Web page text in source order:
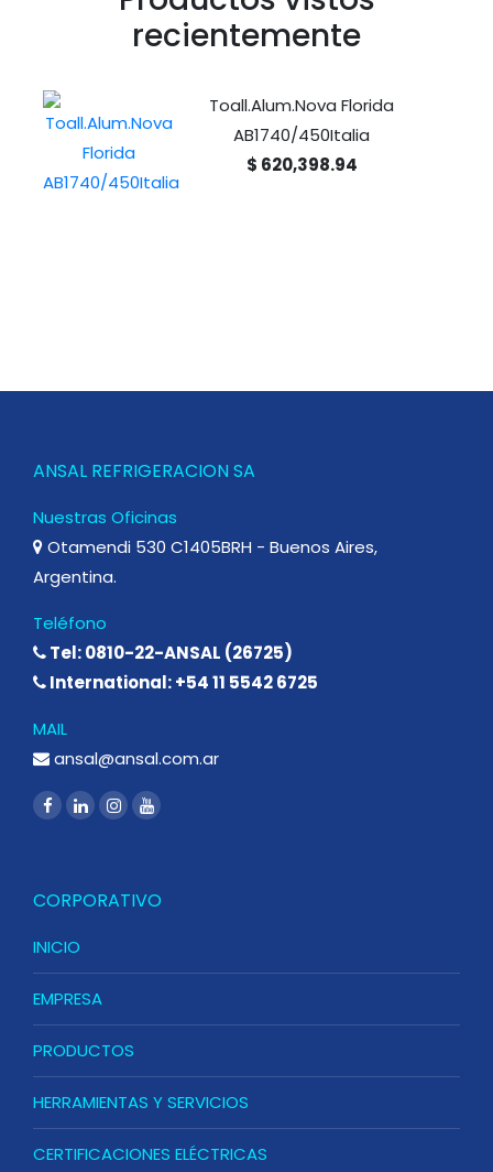
recientemente
Toall.Alum.Nova Florida
AB1740/450Italia
$ 620,398.94
ANSAL REFRIGERACION SA
Nuestras Oficinas
Otamendi 530 C1405BRH - Buenos Aires,
Argentina.
Teléfono
Tel: 0810-22-ANSAL (26725)
International: +54 11 5542 6725
MAIL
ansal@ansal.com.ar
CORPORATIVO
INICIO
EMPRESA
PRODUCTOS
HERRAMIENTAS Y SERVICIOS
CERTIFICACIONES ELÉCTRICAS